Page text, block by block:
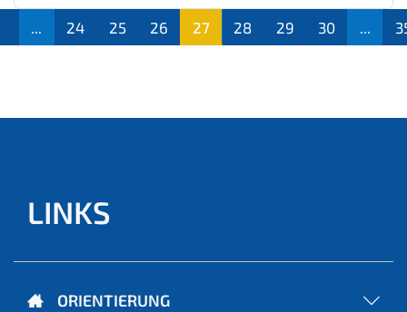
24 25 26
27
28 29 30
LINKS
ORIENTIERUNG